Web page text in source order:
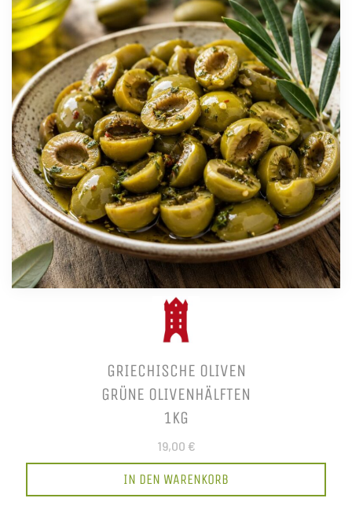
GRIECHISCHE OLIVEN
GRÜNE OLIVENHÄLFTEN
1KG
19,00 €
IN DEN WARENKORB